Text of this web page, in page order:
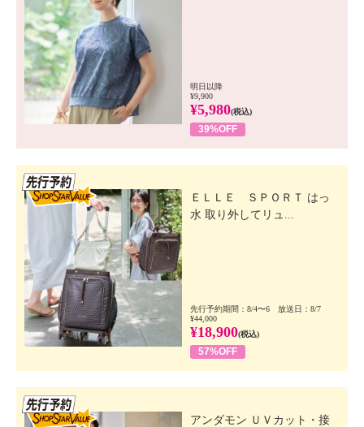
明日以降
¥9,900
¥5,980(税込)
39%OFF
ＥＬＬＥ ＳＰＯＲＴ はっ
水 取り外してリュ...
先行予約期間：8/4〜6 放送日：8/7
¥44,000
¥18,900(税込)
57%OFF
アンダモン ＵＶカット・接